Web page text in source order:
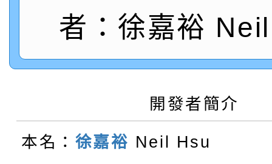
畫影片一案
劇比賽實施要點」及修
表
轉知：桃園市115年度
敬師藝文競賽』實施計
【甄選結果(第11招)】
結果(第11招)
學年度第1學期第9次
結果(第3招)
【甄選結果(第4招)】
學年度第1學期第9次代
【甄選結果(第12招)】
者：徐嘉裕
開發者簡介
本名： 徐嘉裕 Neil Hsu